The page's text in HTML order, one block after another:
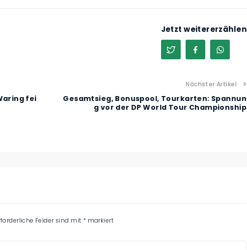
Jetzt weitererzählen
fei
Nächster Artikel
Gesamtsieg, Bonuspool, Tourkarten: Spannun
g vor der DP World Tour Championship
Felder sind mit * markiert